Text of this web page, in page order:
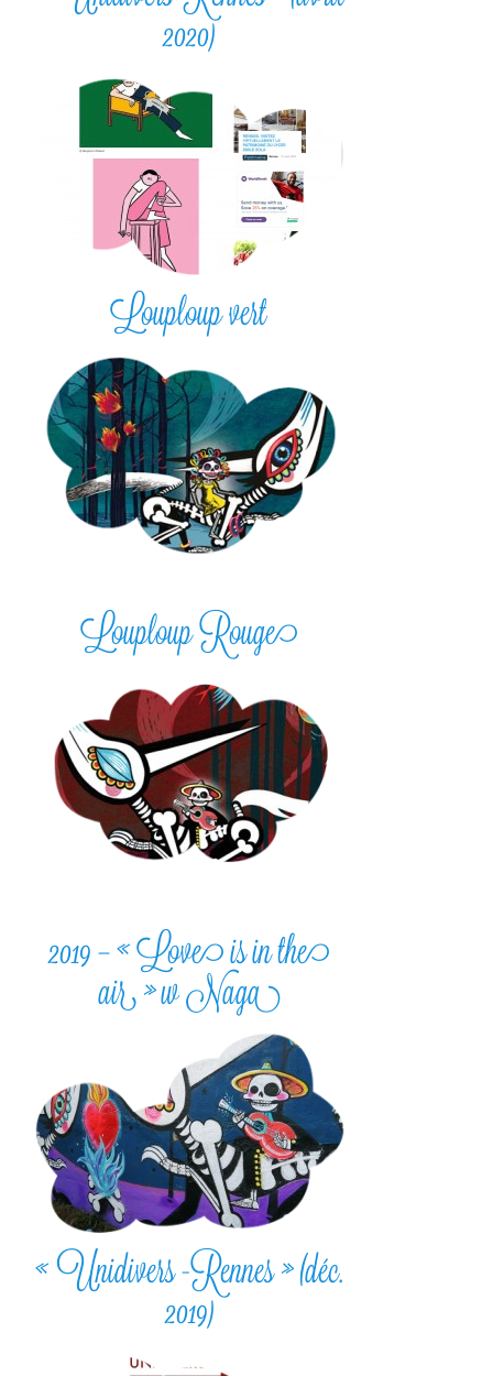
2020)
Louploup vert
Louploup Rouge
2019 – « Love is in the
air » w Naga
« Unidivers -Rennes » (déc.
2019)